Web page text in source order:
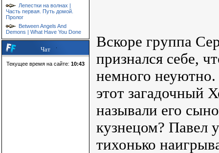
Лепестки на волнах |
Часть первая. Путь домой.
Пролог
Between Angels And
Demons | What Have You Done
Чат
Текущее время на сайте: 10:43
Вскоре группа
признался себе,
немного
этот загадочный
называли его
кузнецом? Павел
тихонько